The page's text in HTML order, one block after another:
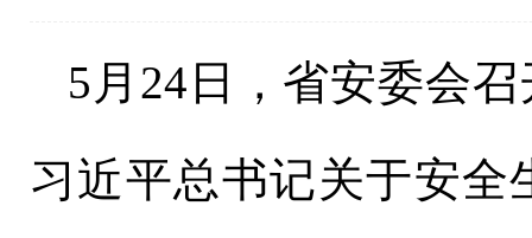
5月24日，省安委会
习近平总书记关于安全